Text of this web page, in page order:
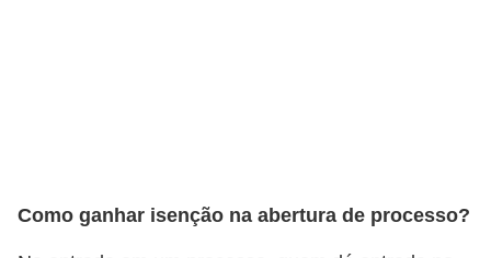
Como ganhar isenção na abertura de processo?